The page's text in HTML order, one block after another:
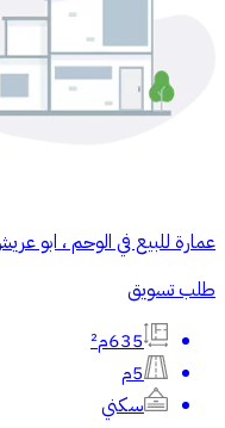
عمارة للبيع في الوحم ، ابو
طلب تسويق
635م²
5م
سكني